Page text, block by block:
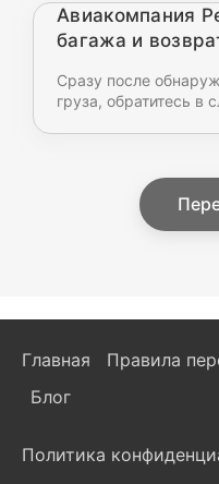
Авиакомпания
багажа и
Сразу после
груза, обратитесь в
Главная Правила
Блог
Политика